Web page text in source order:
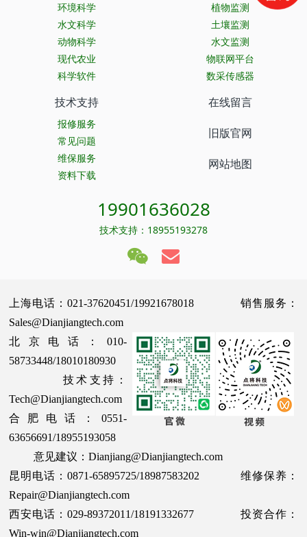
环境科学
水文科学
动物科学
现代农业
科学软件
植物监测
土壤监测
水文监测
物联网平台
数采传感器
技术支持
报修服务
常见问题
维保服务
资料下载
在线留言
旧版官网
网站地图
19901636028
技术支持：18955193278
上海电话：021-37620451/19921678018 销售服务：
Sales@Dianjiangtech.com
北京电话：010-
58733448/18010180930
技术支持：
Tech@Dianjiangtech.com
合肥电话：0551-
63656691/18955193058
意见建议：Dianjiang@Dianjiangtech.com
昆明电话：0871-65895725/18987583202 维修保养：
Repair@Dianjiangtech.com
西安电话：029-89372011/18191332677 投资合作：
Win-win@Dianjiangtech.com